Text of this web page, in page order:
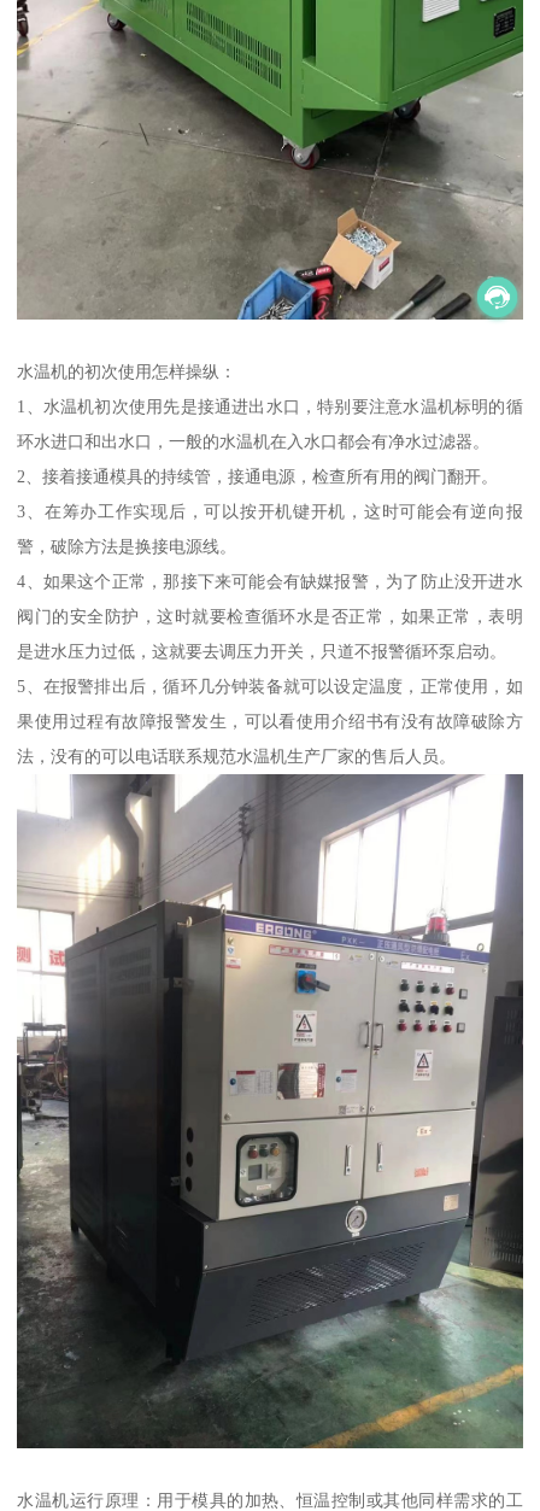
水温机的初次使用怎样操纵：
1、水温机初次使用先是接通进出水口，特别要注意水温机标明的循
环水进口和出水口，一般的水温机在入水口都会有净水过滤器。
2、接着接通模具的持续管，接通电源，检查所有用的阀门翻开。
3、在筹办工作实现后，可以按开机键开机，这时可能会有逆向报
警，破除方法是换接电源线。
4、如果这个正常，那接下来可能会有缺媒报警，为了防止没开进水
阀门的安全防护，这时就要检查循环水是否正常，如果正常，表明
是进水压力过低，这就要去调压力开关，只道不报警循环泵启动。
5、在报警排出后，循环几分钟装备就可以设定温度，正常使用，如
果使用过程有故障报警发生，可以看使用介绍书有没有故障破除方
法，没有的可以电话联系规范水温机生产厂家的售后人员。
水温机运行原理：用于模具的加热、恒温控制或其他同样需求的工